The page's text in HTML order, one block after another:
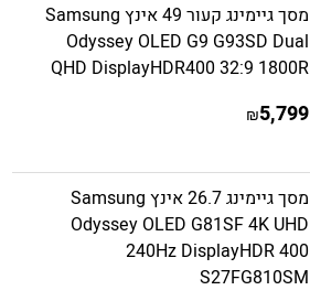
מסך גיימינג קעור 49 אינץ Samsung
Odyssey OLED G9 G93SD Dual
QHD DisplayHDR400 32:9 1800R
5,799
₪
מסך גיימינג 26.7 אינץ Samsung
Odyssey OLED G81SF 4K UHD
240Hz DisplayHDR 400
S27FG810SM